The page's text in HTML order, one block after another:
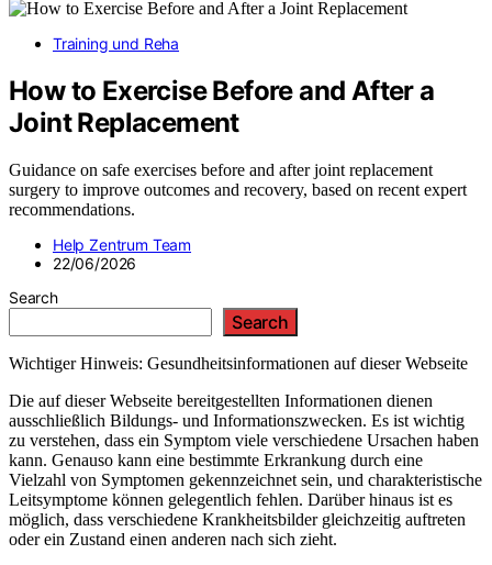
Training und Reha
How to Exercise Before and After a
Joint Replacement
Guidance on safe exercises before and after joint replacement
surgery to improve outcomes and recovery, based on recent expert
recommendations.
Help Zentrum Team
22/06/2026
Search
Search
Wichtiger Hinweis: Gesundheitsinformationen auf dieser Webseite
Die auf dieser Webseite bereitgestellten Informationen dienen
ausschließlich Bildungs- und Informationszwecken. Es ist wichtig
zu verstehen, dass ein Symptom viele verschiedene Ursachen haben
kann. Genauso kann eine bestimmte Erkrankung durch eine
Vielzahl von Symptomen gekennzeichnet sein, und charakteristische
Leitsymptome können gelegentlich fehlen. Darüber hinaus ist es
möglich, dass verschiedene Krankheitsbilder gleichzeitig auftreten
oder ein Zustand einen anderen nach sich zieht.